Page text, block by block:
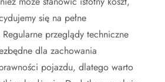
się na pełne
przeglądy techniczne
dla zachowania
pojazdu, dlatego warto